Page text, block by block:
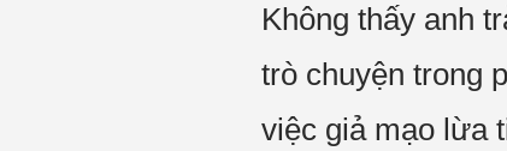
Không thấy anh
trò chuyện trong
việc giả mạo lừa